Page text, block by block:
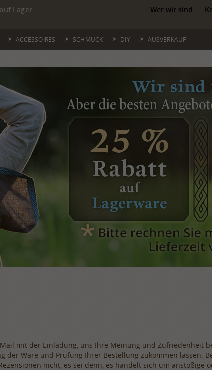
auf Lager
Wer wir sind
ACCESSOIRES SCHMUCK DIY AUSVERKAUF
mit der Einladung, uns Ihre Meinung und Zufriedenheit
Ware und Prüfung Ihrer Bestellung zukommen lassen.
nicht, es sei denn, es handelt sich um anstößige